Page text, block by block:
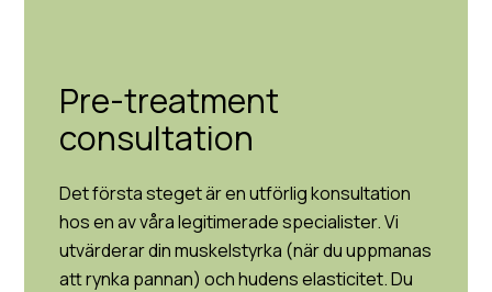
Pre-treatment
consultation
Det första steget är en utförlig konsultation
hos en av våra legitimerade specialister. Vi
utvärderar din muskelstyrka (när du uppmanas
att rynka pannan) och hudens elasticitet. Du